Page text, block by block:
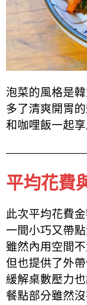
泡菜的風格是
多了清爽開胃
和咖哩飯一起
平均花費
此次平均花費
一間小巧又帶
雖然內用空間
但也提供了外
緩解桌數壓力
餐點部分雖然